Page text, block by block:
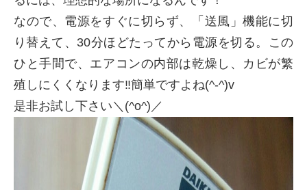
なので、電源をすぐに切らず、「送風」機能に切
り替えて、30分ほどたってから電源を切る。この
ひと手間で、エアコンの内部は乾燥し、カビが繁
殖しにくくなります‼簡単ですよね(^-^)v
是非お試し下さい＼(^o^)／